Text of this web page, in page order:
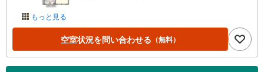
もっと見る
空室状況を問い合わせる （無料）